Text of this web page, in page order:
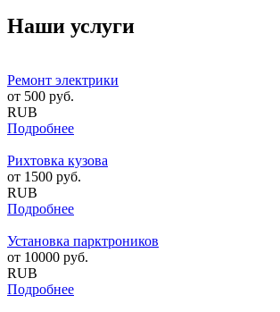
Наши услуги
Ремонт электрики
от 500 руб.
RUB
Подробнее
Рихтовка кузова
от 1500 руб.
RUB
Подробнее
Установка парктроников
от 10000 руб.
RUB
Подробнее